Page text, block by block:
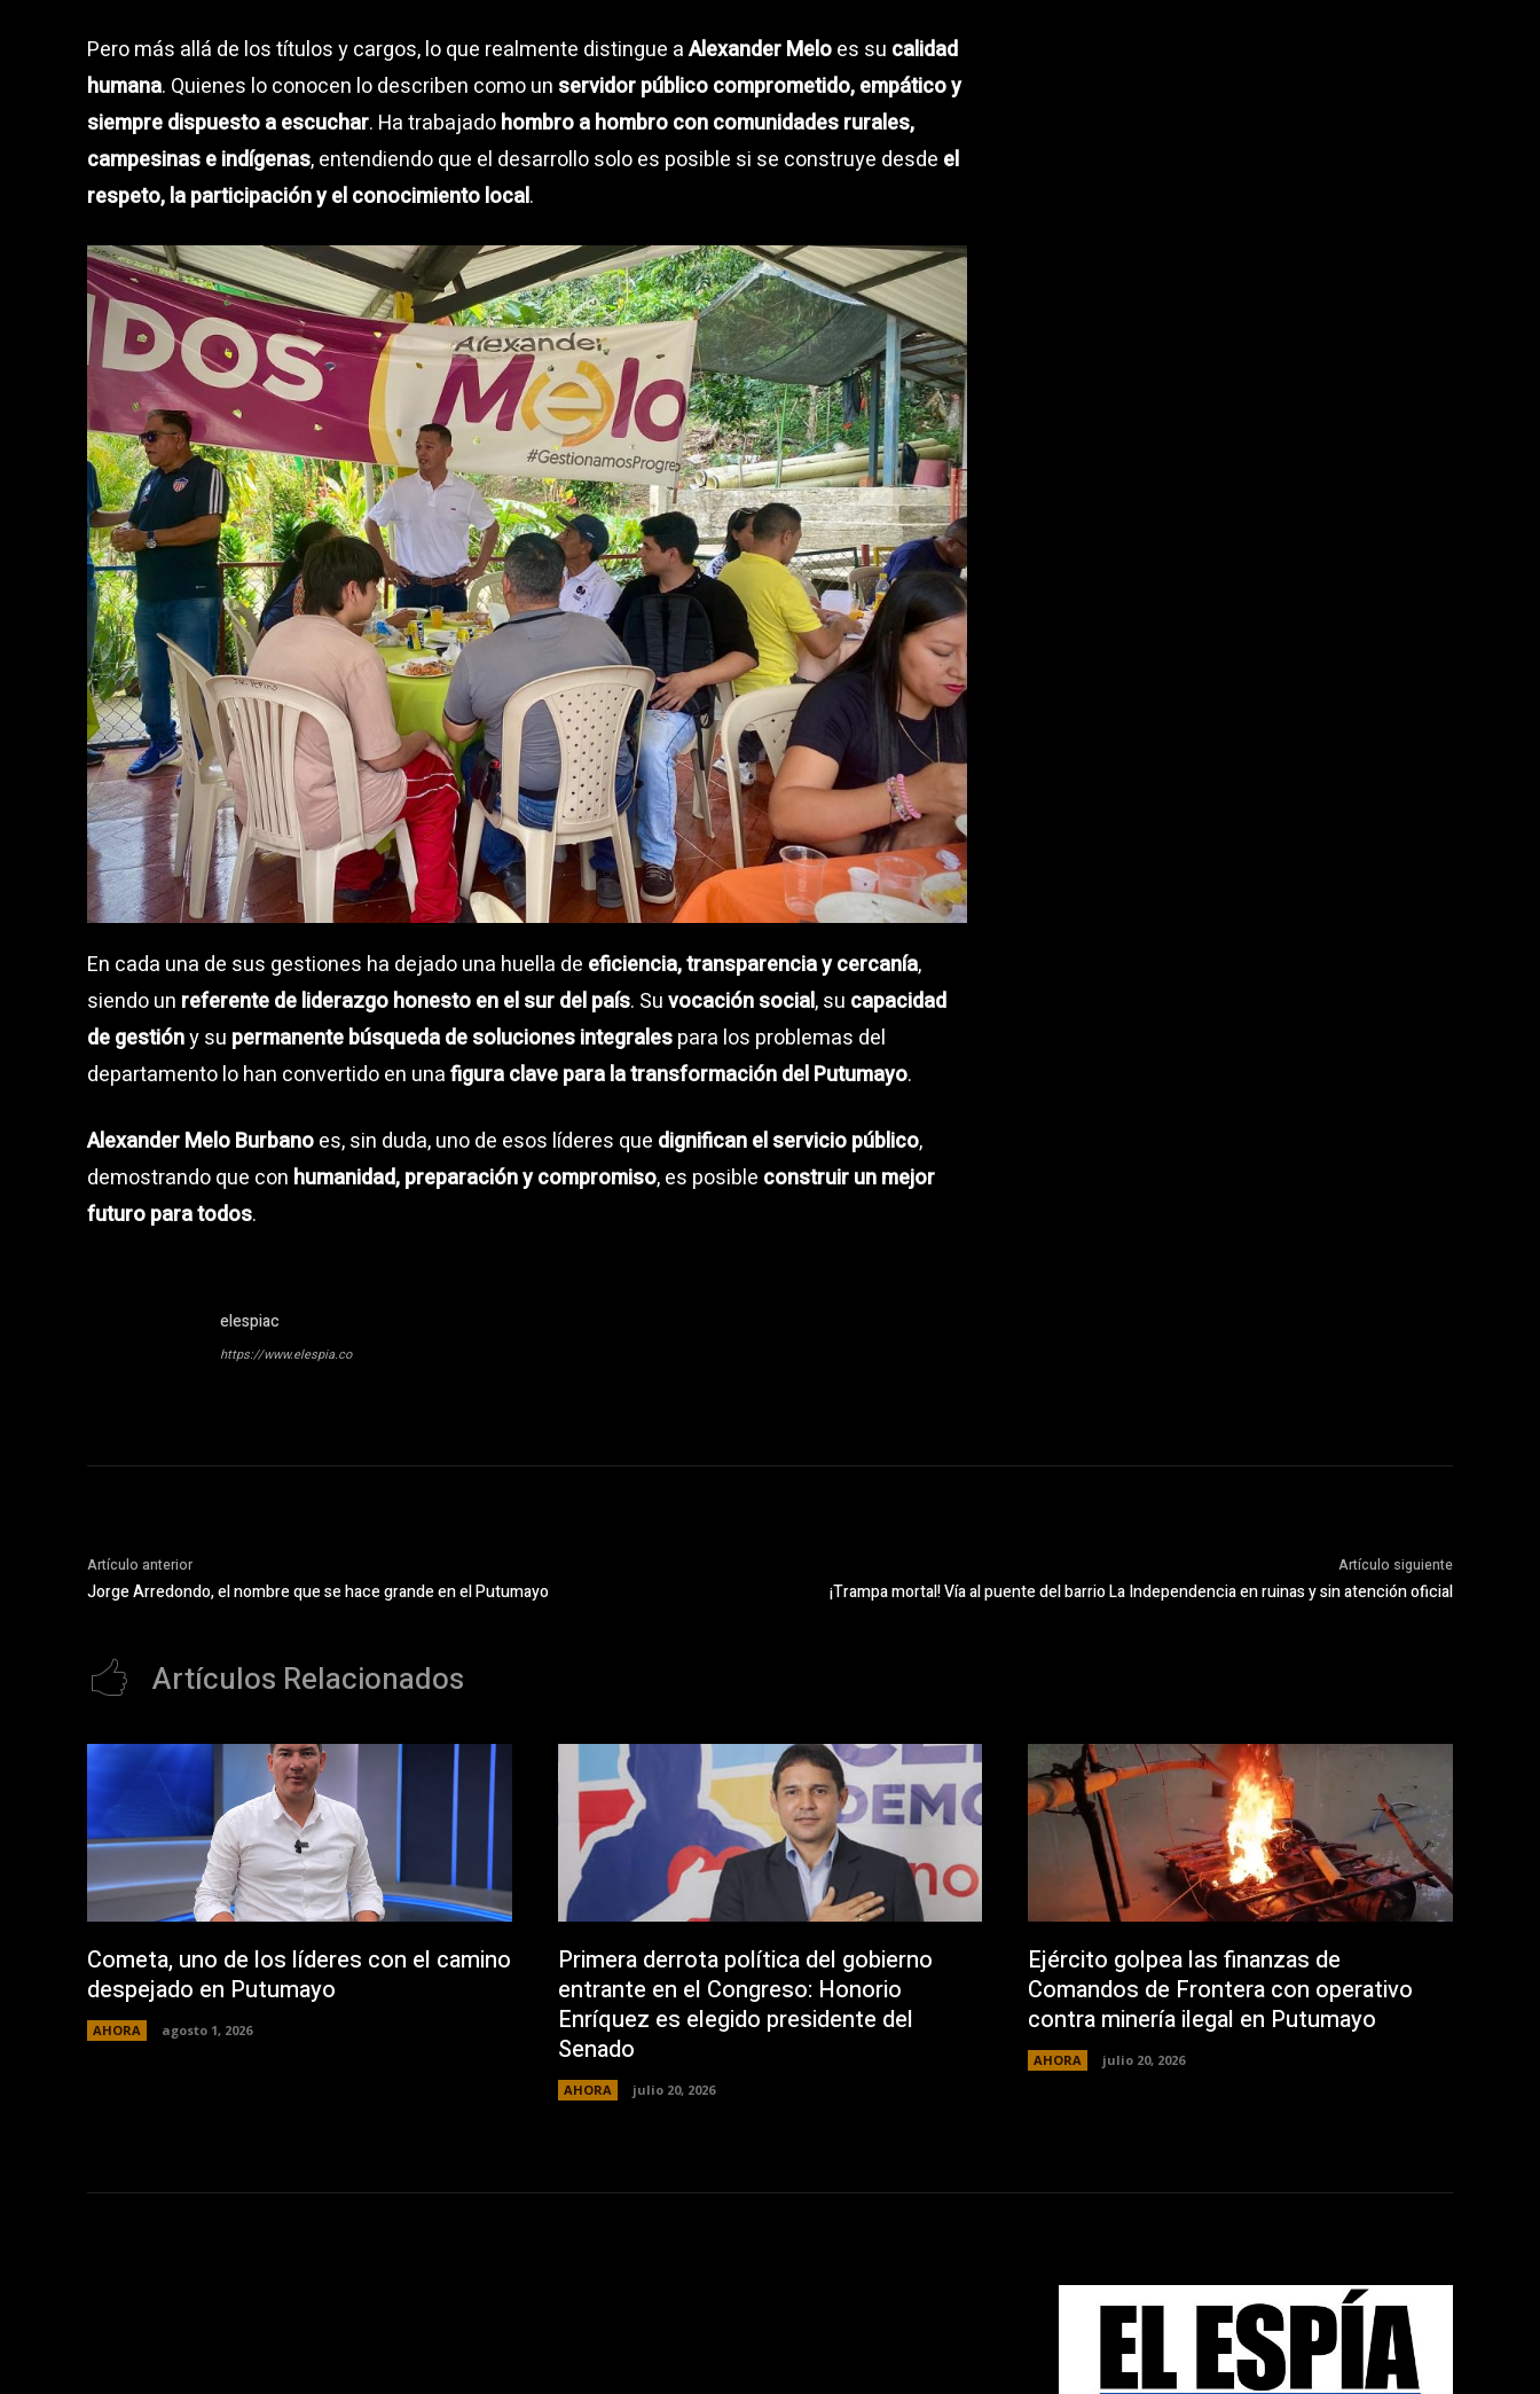
Pero más allá de los títulos y cargos, lo que realmente distingue aAlexander Meloes su calidad
humana. Quienes lo conocen lo describen como un servidor público comprometido, empático y
siempre dispuesto a escuchar. Ha trabajadohombro a hombro con comunidades rurales,
campesinas e indígenas, entendiendo que el desarrollo solo es posible si se construye desde el
respeto, la participación y el conocimiento local.
En cada una de sus gestiones ha dejado una huella de eficiencia, transparencia y cercanía,
siendo un referente de liderazgo honesto en el sur del país. Suvocación social, su capacidad
de gestióny su permanente búsqueda de soluciones integralespara los problemas del
departamento lo han convertido en unafigura clave para la transformación del Putumayo.
Alexander Melo Burbanoes, sin duda, uno de esos líderes que dignifican el servicio público,
demostrando que con humanidad, preparación y compromiso, es posible construir un mejor
futuro para todos.
elespiac
https://www.elespia.co
Artículo anterior
Jorge Arredondo, el nombre que se hace grande en el Putumayo
Artículo siguiente
¡Trampa mortal! Vía al puente del barrio La Independencia en ruinas y sin atención oficial
Artículos Relacionados
Cometa, uno de los líderes con el camino
despejado en Putumayo
AHORA agosto 1, 2026
Primera derrota política del gobierno
entrante en el Congreso: Honorio
Enríquez es elegido presidente del
Senado
AHORA julio 20, 2026
Ejército golpea las finanzas de
Comandos de Frontera con operativo
contra minería ilegal en Putumayo
AHORA julio 20, 2026